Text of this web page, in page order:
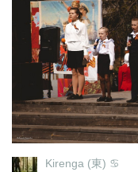
Kirenga (東) ♋